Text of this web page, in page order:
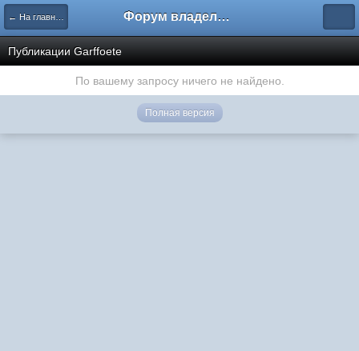
← На главную Форум владельцев интернет-магазинов
Публикации Garffoete
По вашему запросу ничего не найдено.
Полная версия